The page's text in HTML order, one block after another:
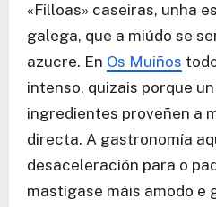
«Filloas» caseiras, unha
galega, que a miúdo se
azucre. En Os Muiños
intenso, quizais porque
ingredientes proveñen a
directa. A gastronomía
desaceleración para o
mastígase máis amodo e